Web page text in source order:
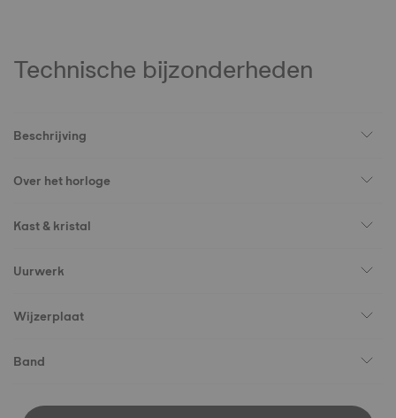
Technische bijzonderheden
Beschrijving
Over het horloge
Kast & kristal
Uurwerk
Wijzerplaat
Band